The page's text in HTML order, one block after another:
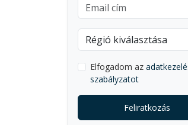
Elfogadom az
szabályzatot
Feliratkozás